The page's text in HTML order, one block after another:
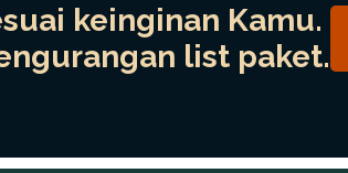
keinginan Kamu.
list paket.